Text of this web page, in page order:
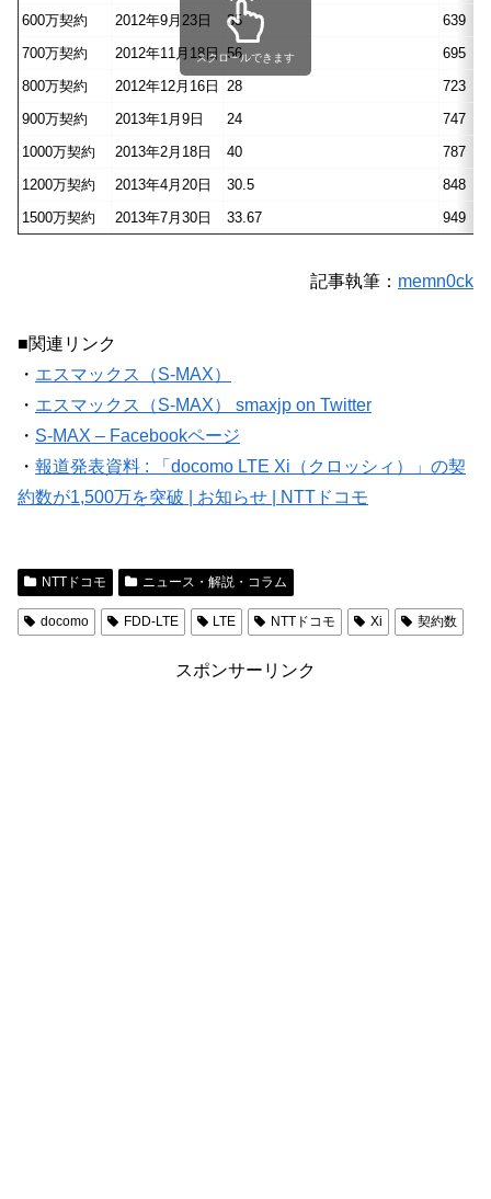
600万契約
2012年9月23日 35
639
700万契約
2012年11月18日 56
695
800万契約
2012年12月16日 28
723
900万契約
2013年1月9日 24
747
1000万契約
2013年2月18日 40
787
1200万契約
2013年4月20日 30.5
848
1500万契約
2013年7月30日 33.67 949
スクロールできます
記事執筆： memn0ck
■関連リンク
・ エスマックス（S-MAX）
・ エスマックス（S-MAX） smaxjp on Twitter
・ S-MAX – Facebookページ
・ 報道発表資料 : 「docomo LTE Xi（クロッシィ）」の契
約数が1,500万を突破 | お知らせ | NTTドコモ
NTTドコモ ニュース・解説・コラム
docomo FDD-LTE LTE NTTドコモ Xi 契約数
スポンサーリンク